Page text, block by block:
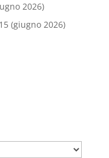
2026)
(giugno 2026)